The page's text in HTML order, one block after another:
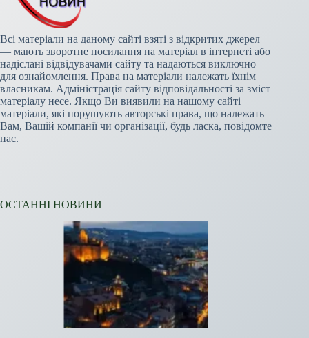
Всі матеріали на даному сайті взяті з відкритих джерел
— мають зворотне посилання на матеріал в інтернеті або
надіслані відвідувачами сайту та надаються виключно
для ознайомлення. Права на матеріали належать їхнім
власникам. Адміністрація сайту відповідальності за зміст
матеріалу несе. Якщо Ви виявили на нашому сайті
матеріали, які порушують авторські права, що належать
Вам, Вашій компанії чи організації, будь ласка, повідомте
нас.
ОСТАННІ НОВИНИ